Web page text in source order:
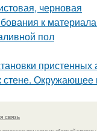
черновая
к
пол
стене. Окружающее
связь